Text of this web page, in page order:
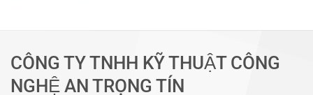
CÔNG TY TNHH KỸ THUẬT CÔNG
NGHỆ AN TRỌNG TÍN